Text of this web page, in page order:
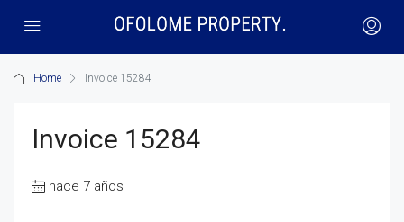
Home Invoice 15284
Invoice 15284
hace 7 años